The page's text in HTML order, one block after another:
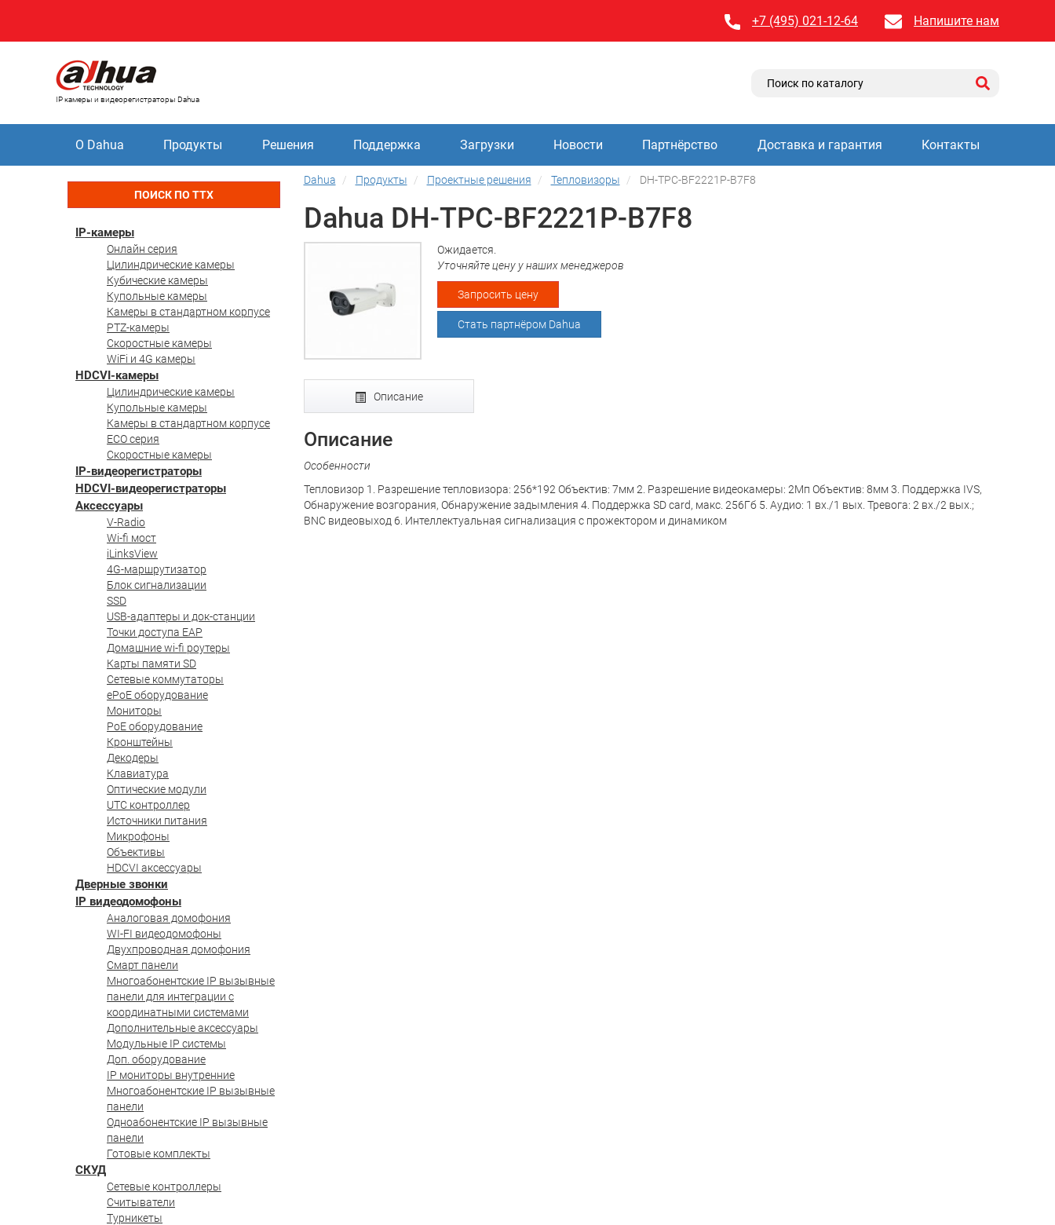
+7 (495) 021-12-64 Напишите нам
IP камеры и видеорегистраторы Dahua
О Dahua Продукты Решения Поддержка Загрузки Новости Партнёрство Доставка и гарантия Контакты
ПОИСК ПО ТТХ
IP-камеры
Онлайн серия
Цилиндрические камеры
Кубические камеры
Купольные камеры
Камеры в стандартном корпусе
PTZ-камеры
Скоростные камеры
WiFi и 4G камеры
HDCVI-камеры
Цилиндрические камеры
Купольные камеры
Камеры в стандартном корпусе
ECO серия
Скоростные камеры
IP-видеорегистраторы
HDCVI-видеорегистраторы
Аксессуары
V-Radio
Wi-fi мост
iLinksView
4G-маршрутизатор
Блок сигнализации
SSD
USB-адаптеры и док-станции
Точки доступа EAP
Домашние wi-fi роутеры
Карты памяти SD
Сетевые коммутаторы
ePoE оборудование
Мониторы
PoE оборудование
Кронштейны
Декодеры
Клавиатура
Оптические модули
UTC контроллер
Источники питания
Микрофоны
Объективы
HDCVI аксессуары
Дверные звонки
IP видеодомофоны
Аналоговая домофония
WI-FI видеодомофоны
Двухпроводная домофония
Смарт панели
Многоабонентские IP вызывные
панели для интеграции с
координатными системами
Дополнительные аксессуары
Модульные IP системы
Доп. оборудование
IP мониторы внутренние
Многоабонентские IP вызывные
панели
Одноабонентские IP вызывные
панели
Готовые комплекты
СКУД
Сетевые контроллеры
Считыватели
Турникеты
Dahua Продукты Проектные решения Тепловизоры DH-TPC-BF2221P-B7F8
Dahua DH-TPC-BF2221P-B7F8
Ожидается.
Уточняйте цену у наших менеджеров
Запросить цену
Стать партнёром Dahua
Описание
Описание
Особенности
Тепловизор 1. Разрешение тепловизора: 256*192 Объектив: 7мм 2. Разрешение видеокамеры: 2Mп Объектив: 8мм 3. Поддержка IVS,
Обнаружение возгорания, Обнаружение задымления 4. Поддержка SD card, макс. 256Гб 5. Аудио: 1 вх./1 вых. Тревога: 2 вх./2 вых.;
BNC видеовыход 6. Интеллектуальная сигнализация с прожектором и динамиком